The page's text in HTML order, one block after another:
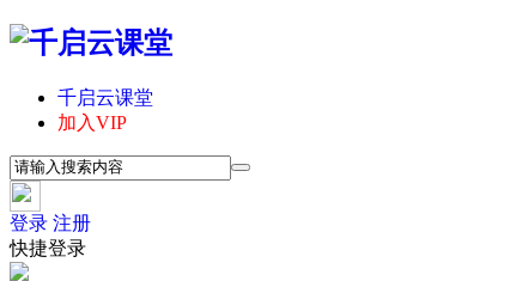
千启云课堂
加入VIP
登录 注册
快捷登录